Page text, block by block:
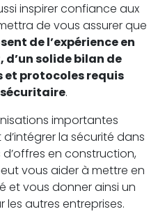
inspirer confiance aux
de vous assurer que
de l’expérience en
d’un solide bilan de
et protocoles requis
.
importantes
la sécurité dans
en construction,
vous aider à mettre en
et vous donner ainsi un
autres entreprises.